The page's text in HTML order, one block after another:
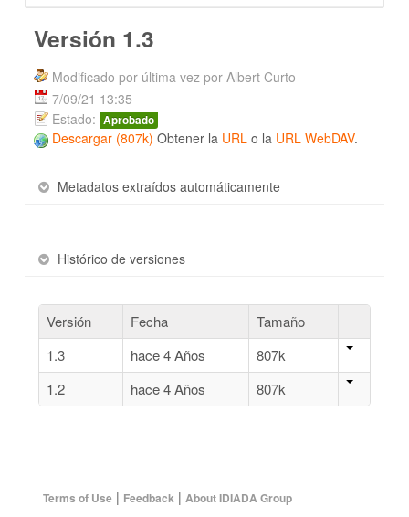
Versión 1.3
Modificado por última vez por Albert Curto
7/09/21 13:35
Estado: Aprobado
Descargar (807k) Obtener la URL o la URL WebDAV.
Metadatos extraídos automáticamente
Histórico de versiones
Versión Fecha
Tamaño
1.3
hace 4 Años
807k
1.2
hace 4 Años 807k
Terms of Use | Feedback | About IDIADA Group